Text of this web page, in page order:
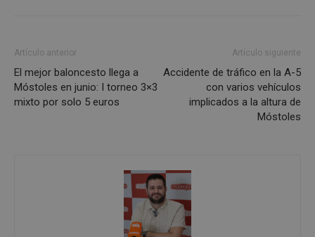
Artículo anterior
El mejor baloncesto llega a
Móstoles en junio: I torneo 3×3
mixto por solo 5 euros
Artículo siguiente
Accidente de tráfico en la A-5
con varios vehículos
implicados a la altura de
Móstoles
.youtube.com
semanas